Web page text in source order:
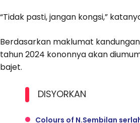
“Tidak pasti, jangan kongsi,”
Berdasarkan maklumat
tahun 2024 kononnya akan
bajet.
DISYORKAN
Colours of N.Sembilan